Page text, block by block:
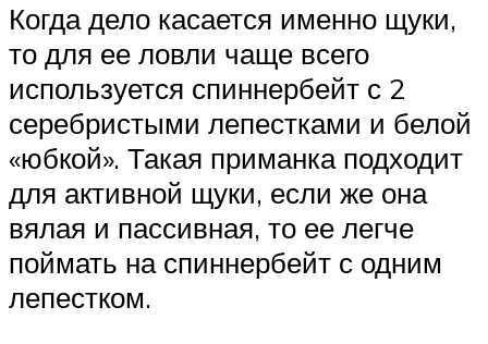
Когда дело касается именно щуки,
то для ее ловли чаще всего
используется спиннербейт с 2
серебристыми лепестками и белой
«юбкой». Такая приманка подходит
для активной щуки, если же она
вялая и пассивная, то ее легче
поймать на спиннербейт с одним
лепестком.